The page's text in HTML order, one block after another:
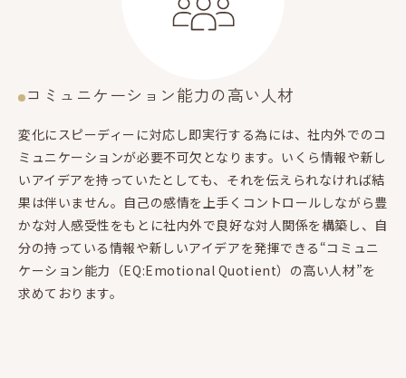
コミュニケーション能力の高い人材
変化にスピーディーに対応し即実行する為には、社内外でのコ
ミュニケーションが必要不可欠となります。いくら情報や新し
いアイデアを持っていたとしても、それを伝えられなければ結
果は伴いません。自己の感情を上手くコントロールしながら豊
かな対人感受性をもとに社内外で良好な対人関係を構築し、自
分の持っている情報や新しいアイデアを発揮できる“コミュニ
ケーション能力（EQ:Emotional Quotient）の高い人材”を
求めております。